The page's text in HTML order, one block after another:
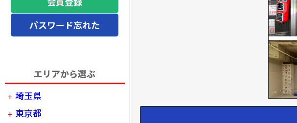
パスワード忘れた
エリアから選ぶ
埼玉県
東京都